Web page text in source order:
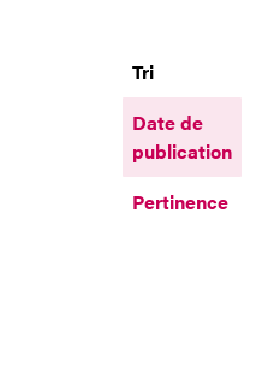
Tri
Date de
publication
Pertinence